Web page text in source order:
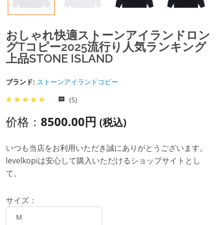
おしゃれ快適ストーンアイランドロン
グtコピー2025流行り人気ランキング
上品STONE ISLAND
ブランド: ストーンアイランドコピー
(5)
价格： 8500.00円 (税込)
いつも当店をお利用いただき誠にありがとうございます。
levelkopiは安心して購入いただけるショップサイトとし
て。
サイズ：